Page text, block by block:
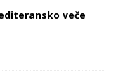
veče